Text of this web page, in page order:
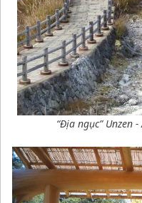
“Địa ngục” Unzen